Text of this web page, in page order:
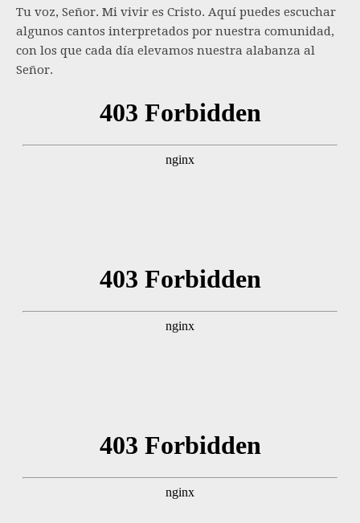
Tu voz, Señor. Mi vivir es Cristo. Aquí puedes escuchar
algunos cantos interpretados por nuestra comunidad,
con los que cada día elevamos nuestra alabanza al
Señor.